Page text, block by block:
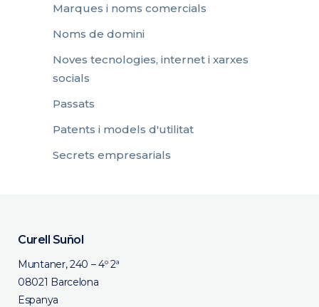
Marques i noms comercials
Noms de domini
Noves tecnologies, internet i xarxes
socials
Passats
Patents i models d'utilitat
Secrets empresarials
Curell Suñol
Muntaner, 240 – 4º 2ª
08021 Barcelona
Espanya